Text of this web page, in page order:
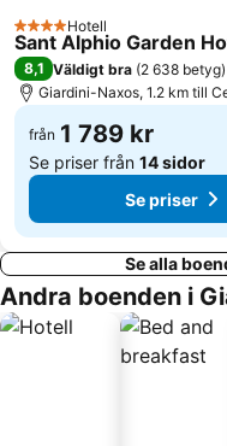
4 Stjärnor
Hotell
Sant Alphio Garden
8,1 Väldigt bra (2 638 betyg)
Giardini-Naxos, 1.2 km till
från 1 789 kr
Se priser från 14 sidor
Se priser
Se alla
Andra boenden i